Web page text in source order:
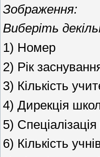
Зображення:
Виберіть
1) Номер
2) Рік
3) Кількість
4) Дирекція
5)
6) Кількість